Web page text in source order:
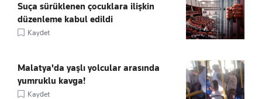
Suça sürüklenen çocuklara ilişkin
düzenleme kabul edildi
Kaydet
Malatya'da yaşlı yolcular arasında
yumruklu kavga!
Kaydet